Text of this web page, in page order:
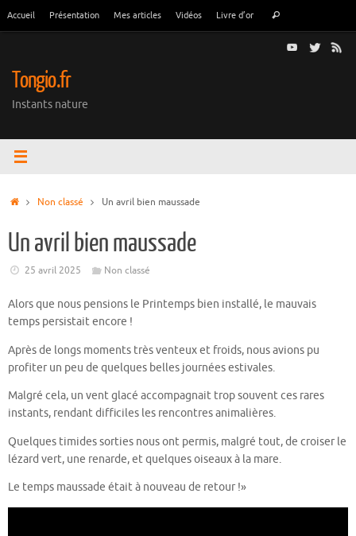
Accueil Présentation Mes articles Vidéos Livre d’or
:
Rechercher
Tongio.fr
Instants nature
AccueilNon classé Un avril bien maussade
Un avril bien maussade
25 avril 2025 Non classé
Alors que nous pensions le Printemps bien installé, le mauvais
temps persistait encore !
Après de longs moments très venteux et froids, nous avions pu
profiter un peu de quelques belles journées estivales.
Malgré cela, un vent glacé accompagnait trop souvent ces rares
instants, rendant difficiles les rencontres animalières.
Quelques timides sorties nous ont permis, malgré tout, de croiser le
lézard vert, une renarde, et quelques oiseaux à la mare.
Le temps maussade était à nouveau de retour !»